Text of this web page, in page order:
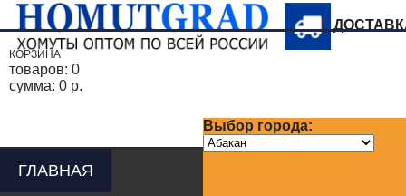
Выбор города:
КОРЗИНА
товаров: 0
сумма: 0 р.
ГЛАВНАЯ